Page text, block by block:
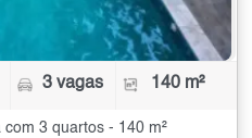
3 vagas 140 m²
3 quartos - 140 m²